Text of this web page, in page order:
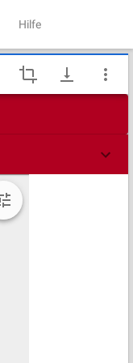
Hilfe